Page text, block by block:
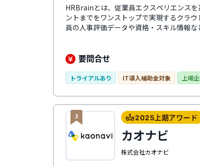
HRBrainとは、従業員エクスペリエンス
ントまでをワンストップで実現するクラ
員の人事評価データや資格・スキル情報
で、業務の効率化やデータ分析・活用が
操作できるので、誰でも簡単に使えるの
のカスタマーサクセス担当者がつき、導入
ます。タレントマネジメントや人事評価
運用できます。料金プランは自社の状況に
要問合せ
トライアルあり IT導入補助金対象 上場
3 2025上期アワード
カオナビ
株式会社カオナビ